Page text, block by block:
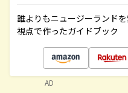
誰よりもニュージーランド
視点で作ったガイドブック
AD